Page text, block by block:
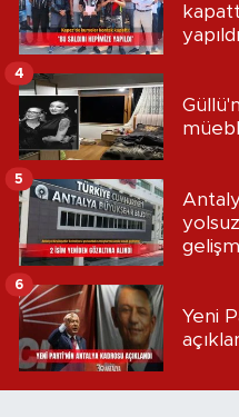
4
5
Yeni
6